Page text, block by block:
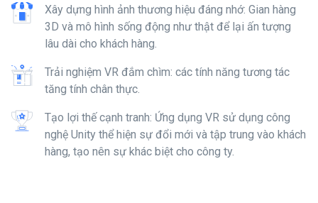
Xây dựng hình ảnh thương hiệu đáng nhớ: Gian hàng
3D và mô hình sống động như thật để lại ấn tượng
lâu dài cho khách hàng.
Trải nghiệm VR đắm chìm: các tính năng tương tác
tăng tính chân thực.
Tạo lợi thế cạnh tranh: Ứng dụng VR sử dụng công
nghệ Unity thể hiện sự đổi mới và tập trung vào khách
hàng, tạo nên sự khác biệt cho công ty.